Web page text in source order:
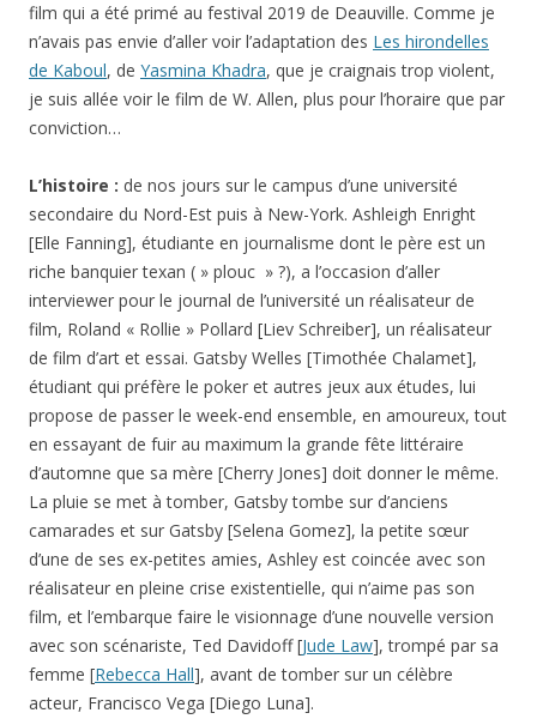
film qui a été primé au festival 2019 de Deauville. Comme je
n’avais pas envie d’aller voir l’adaptation des Les hirondelles
de Kaboul, de Yasmina Khadra, que je craignais trop violent,
je suis allée voir le film de W. Allen, plus pour l’horaire que par
conviction…
L’histoire : de nos jours sur le campus d’une université
secondaire du Nord-Est puis à New-York. Ashleigh Enright
[Elle Fanning], étudiante en journalisme dont le père est un
riche banquier texan ( » plouc » ?), a l’occasion d’aller
interviewer pour le journal de l’université un réalisateur de
film, Roland « Rollie » Pollard [Liev Schreiber], un réalisateur
de film d’art et essai. Gatsby Welles [Timothée Chalamet],
étudiant qui préfère le poker et autres jeux aux études, lui
propose de passer le week-end ensemble, en amoureux, tout
en essayant de fuir au maximum la grande fête littéraire
d’automne que sa mère [Cherry Jones] doit donner le même.
La pluie se met à tomber, Gatsby tombe sur d’anciens
camarades et sur Gatsby [Selena Gomez], la petite sœur
d’une de ses ex-petites amies, Ashley est coincée avec son
réalisateur en pleine crise existentielle, qui n’aime pas son
film, et l’embarque faire le visionnage d’une nouvelle version
avec son scénariste, Ted Davidoff [Jude Law], trompé par sa
femme [Rebecca Hall], avant de tomber sur un célèbre
acteur, Francisco Vega [Diego Luna].